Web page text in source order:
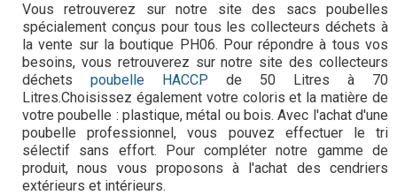
Vous retrouverez sur notre site des sacs poubelles
spécialement conçus pour tous les collecteurs déchets à
la vente sur la boutique PH06. Pour répondre à tous vos
besoins, vous retrouverez sur notre site des collecteurs
déchets poubelle HACCP de 50 Litres à 70
Litres.Choisissez également votre coloris et la matière de
votre poubelle : plastique, métal ou bois. Avec l'achat d'une
poubelle professionnel, vous pouvez effectuer le tri
sélectif sans effort. Pour compléter notre gamme de
produit, nous vous proposons à l'achat des cendriers
extérieurs et intérieurs.